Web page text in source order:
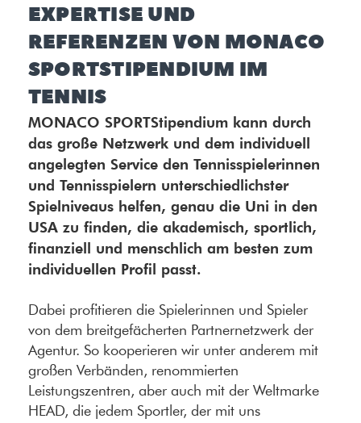
EXPERTISE UND
REFERENZEN VON MONACO
SPORTSTIPENDIUM IM
TENNIS
MONACO SPORTStipendium kann durch
das große Netzwerk und dem individuell
angelegten Service den Tennisspielerinnen
und Tennisspielern unterschiedlichster
Spielniveaus helfen, genau die Uni in den
USA zu finden, die akademisch, sportlich,
finanziell und menschlich am besten zum
individuellen Profil passt.
Dabei profitieren die Spielerinnen und Spieler
von dem breitgefächerten Partnernetzwerk der
Agentur. So kooperieren wir unter anderem mit
großen Verbänden, renommierten
Leistungszentren, aber auch mit der Weltmarke
HEAD, die jedem Sportler, der mit uns